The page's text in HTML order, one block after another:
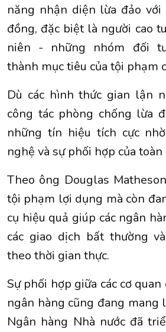
năng nhận diện lừa đảo với
đồng, đặc biệt là người cao
niên - những nhóm đối
thành mục tiêu của tội phạm
Dù các hình thức gian lận
công tác phòng chống lừa
những tín hiệu tích cực
nghệ và sự phối hợp của
Theo ông Douglas
tội phạm lợi dụng mà còn
cụ hiệu quả giúp các ngân
các giao dịch bất thường
theo thời gian thực.
Sự phối hợp giữa các cơ
ngân hàng cũng đang mang
Ngân hàng Nhà nước đã